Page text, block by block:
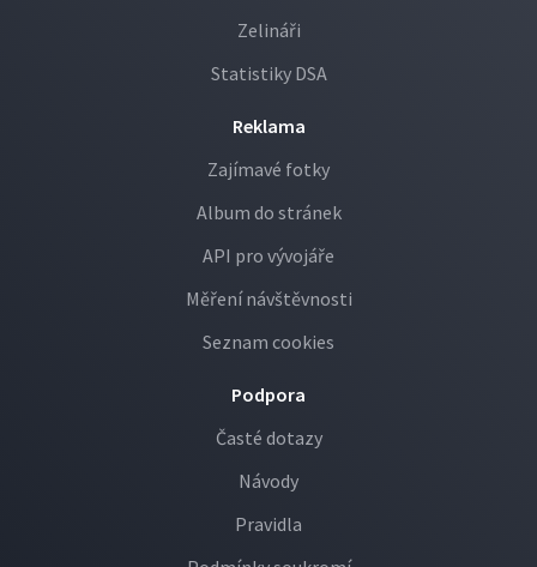
Zelináři
Statistiky DSA
Reklama
Zajímavé fotky
Album do stránek
API pro vývojáře
Měření návštěvnosti
Seznam cookies
Podpora
Časté dotazy
Návody
Pravidla